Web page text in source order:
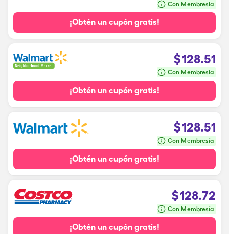
Con Membresía
¡Obtén un cupón gratis!
$128.51
Con Membresía
¡Obtén un cupón gratis!
$128.51
Con Membresía
¡Obtén un cupón gratis!
$128.72
Con Membresía
¡Obtén un cupón gratis!